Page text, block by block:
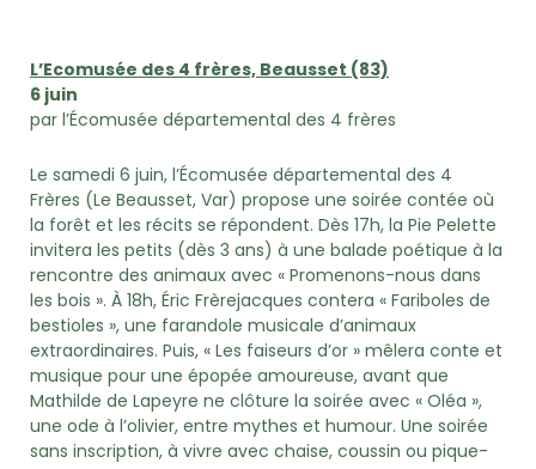
L’Ecomusée des 4 frères, Beausset (83)
6 juin
par l’Écomusée départemental des 4 frères
Le samedi 6 juin, l’Écomusée départemental des 4
Frères (Le Beausset, Var) propose une soirée contée où
la forêt et les récits se répondent. Dès 17h, la Pie Pelette
invitera les petits (dès 3 ans) à une balade poétique à la
rencontre des animaux avec « Promenons-nous dans
les bois ». À 18h, Éric Frèrejacques contera « Fariboles de
bestioles », une farandole musicale d’animaux
extraordinaires. Puis, « Les faiseurs d’or » mêlera conte et
musique pour une épopée amoureuse, avant que
Mathilde de Lapeyre ne clôture la soirée avec « Oléa »,
une ode à l’olivier, entre mythes et humour. Une soirée
sans inscription, à vivre avec chaise, coussin ou pique-